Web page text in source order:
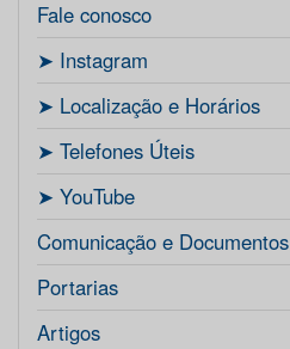
Fale conosco
ㅤ➤ Instagram
ㅤ➤ Localização e Horários
ㅤ➤ Telefones Úteis
ㅤ➤ YouTube
Comunicação e Documentos
Portarias
Artigos